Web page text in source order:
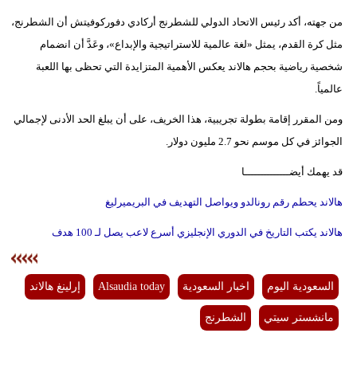
من جهته، أكد رئيس الاتحاد الدولي للشطرنج أركادي دفوركوفيتش أن الشطرنج،
مثل كرة القدم، يمثل «لغة عالمية للاستراتيجية والإبداع»، وعَدَّ أن انضمام
شخصية رياضية بحجم هالاند يعكس الأهمية المتزايدة التي تحظى بها اللعبة
عالمياً.
ومن المقرر إقامة بطولة تجريبية، هذا الخريف، على أن يبلغ الحد الأدنى لإجمالي
الجوائز في كل موسم نحو 2.7 مليون دولار.
قد يهمك أيضــــــــــــــا
هالاند يحطم رقم رونالدو ويواصل التهديف في البريميرليغ
هالاند يكتب التاريخ في الدوري الإنجليزي أسرع لاعب يصل لـ 100 هدف
السعودية اليوم اخبار السعودية Alsaudia today إرلينغ هالاند
مانشستر سيتي الشطرنج